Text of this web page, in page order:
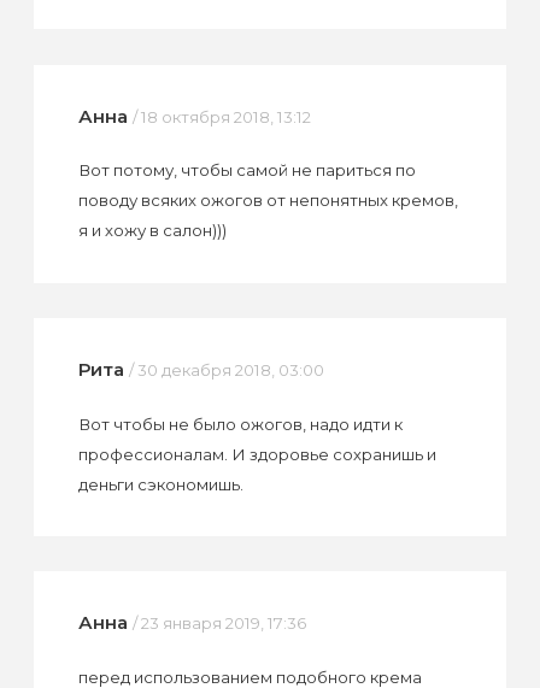
Анна / 18 октября 2018, 13:12
Вот потому, чтобы самой не париться по
поводу всяких ожогов от непонятных кремов,
я и хожу в салон)))
Рита / 30 декабря 2018, 03:00
Вот чтобы не было ожогов, надо идти к
профессионалам. И здоровье сохранишь и
деньги сэкономишь.
Анна / 23 января 2019, 17:36
перед использованием подобного крема